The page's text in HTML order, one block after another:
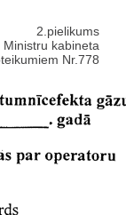
2.pielikums
Ministru kabineta
Nr.778